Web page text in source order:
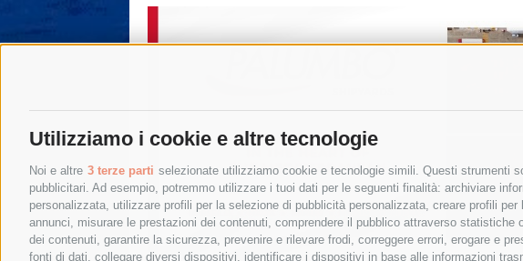
Utilizziamo i cookie e altre tecnologie
Noi e altre 3 terze parti selezionate utilizziamo cookie e tecnologie simili. Questi strumenti
pubblicitari. Ad esempio, potremmo utilizzare i tuoi dati per le seguenti finalità: archiviare
personalizzata, utilizzare profili per la selezione di pubblicità personalizzata, creare profili
annunci, misurare le prestazioni dei contenuti, comprendere il pubblico attraverso
dei contenuti, garantire la sicurezza, prevenire e rilevare frodi, correggere errori, erogare e
fonti di dati, collegare diversi dispositivi, identificare i dispositivi in base alle informazioni